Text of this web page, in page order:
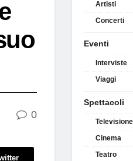
0
Artisti
Concerti
Eventi
Interviste
Viaggi
Spettacoli
Televisione
Cinema
Teatro